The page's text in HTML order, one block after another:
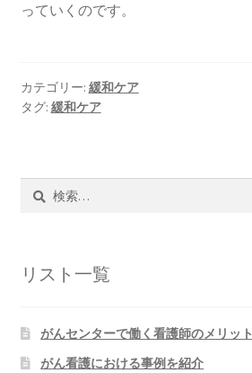
っていくのです。
カテゴリー: 緩和ケア
タグ: 緩和ケア
リスト一覧
がんセンターで働く看護師のメリット
がん看護における事例を紹介